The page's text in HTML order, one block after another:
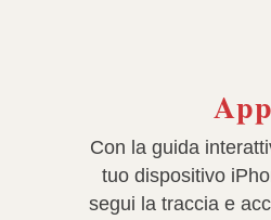
App
Con la guida
tuo dispositivo
segui la traccia e